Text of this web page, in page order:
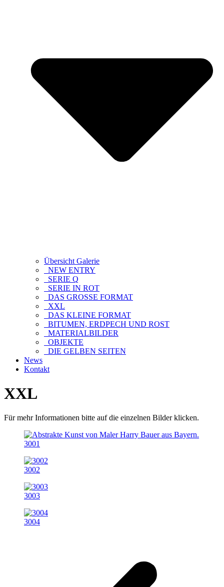
Übersicht Galerie
NEW ENTRY
SERIE Q
SERIE IN ROT
DAS GROSSE FORMAT
XXL
DAS KLEINE FORMAT
BITUMEN, ERDPECH UND ROST
MATERIALBILDER
OBJEKTE
DIE GELBEN SEITEN
News
Kontakt
XXL
Für mehr Informationen bitte auf die einzelnen Bilder klicken.
3001
3002
3003
3004